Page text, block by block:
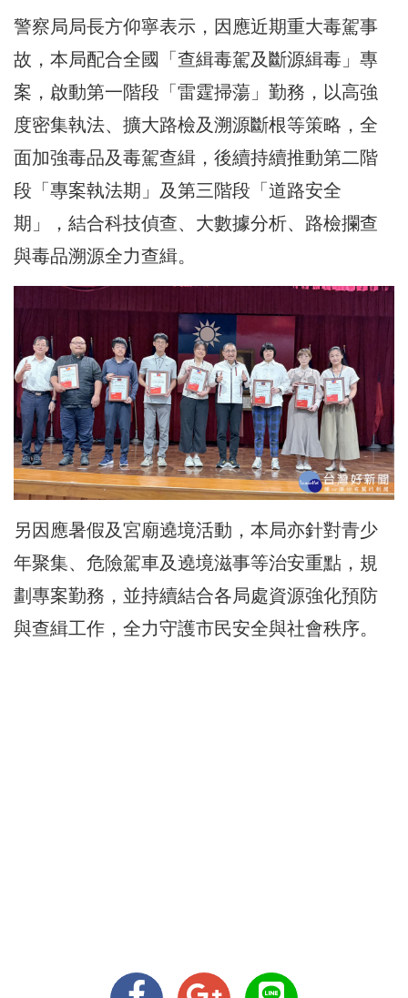
警察局局長方仰寧表示，因應近期重大毒駕事
故，本局配合全國「查緝毒駕及斷源緝毒」專
案，啟動第一階段「雷霆掃蕩」勤務，以高強
度密集執法、擴大路檢及溯源斷根等策略，全
面加強毒品及毒駕查緝，後續持續推動第二階
段「專案執法期」及第三階段「道路安全
期」，結合科技偵查、大數據分析、路檢攔查
與毒品溯源全力查緝。
另因應暑假及宮廟遶境活動，本局亦針對青少
年聚集、危險駕車及遶境滋事等治安重點，規
劃專案勤務，並持續結合各局處資源強化預防
與查緝工作，全力守護市民安全與社會秩序。